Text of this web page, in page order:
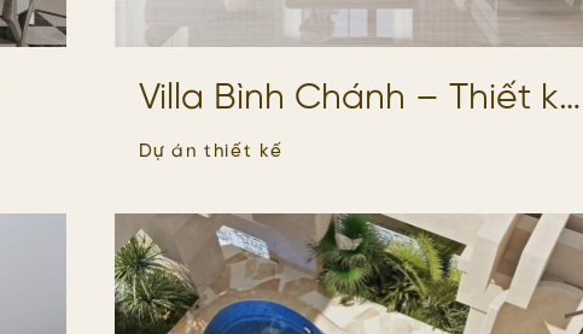
Villa Bình Chánh – Thiết kế
& Thi công Trọn Gói Nội
Dự án thiết kế